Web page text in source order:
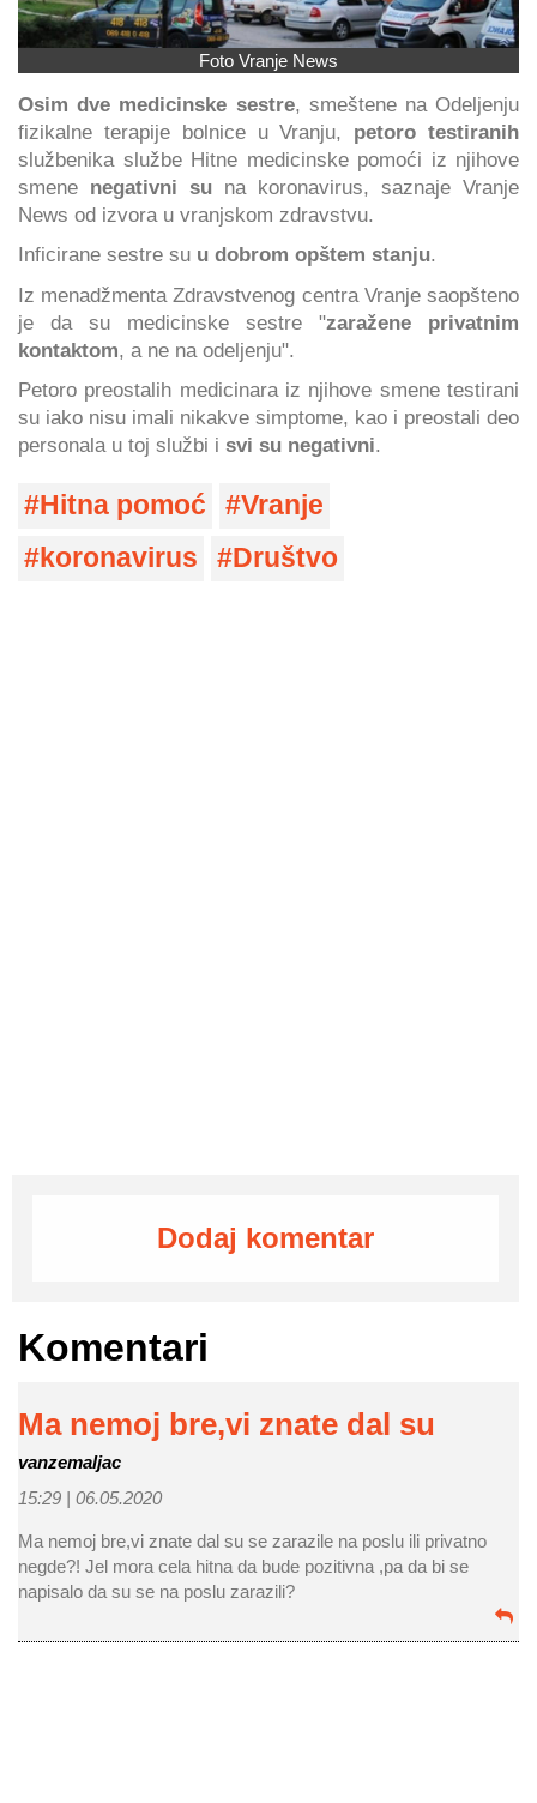
Foto Vranje News
Osim dve medicinske sestre, smeštene na Odeljenju
fizikalne terapije bolnice u Vranju, petoro testiranih
službenika službe Hitne medicinske pomoći iz njihove
smene negativni su na koronavirus, saznaje Vranje
News od izvora u vranjskom zdravstvu.
Inficirane sestre su u dobrom opštem stanju.
Iz menadžmenta Zdravstvenog centra Vranje saopšteno
je da su medicinske sestre "zaražene privatnim
kontaktom, a ne na odeljenju".
Petoro preostalih medicinara iz njihove smene testirani
su iako nisu imali nikakve simptome, kao i preostali deo
personala u toj službi i svi su negativni.
Hitna pomoć
Vranje
koronavirus
Društvo
Dodaj komentar
Komentari
Ma nemoj bre,vi znate dal su
vanzemaljac
15:29 | 06.05.2020
Ma nemoj bre,vi znate dal su se zarazile na poslu ili privatno
negde?! Jel mora cela hitna da bude pozitivna ,pa da bi se
napisalo da su se na poslu zarazili?